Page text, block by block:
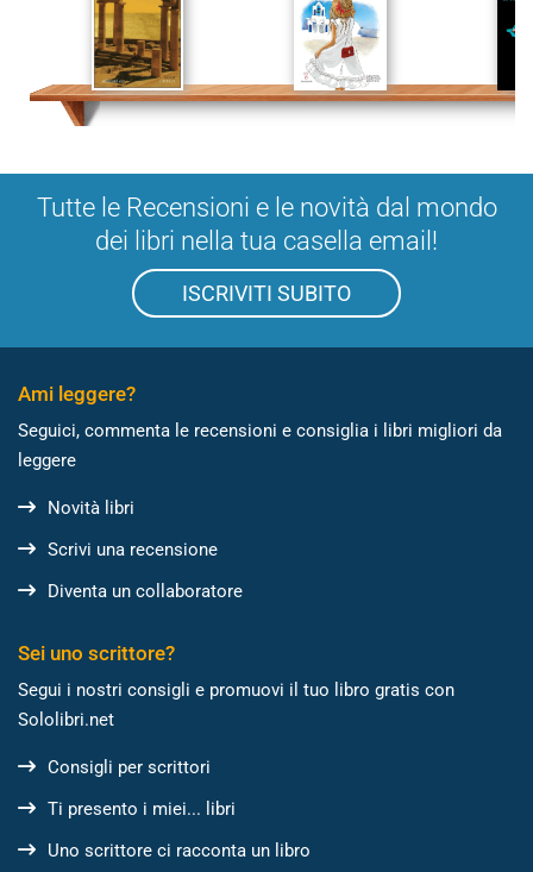
Tutte le Recensioni e le novità dal mondo
dei libri nella tua casella email!
ISCRIVITI SUBITO
Ami leggere?
Seguici, commenta le recensioni e consiglia i libri migliori da
leggere
Novità libri
Scrivi una recensione
Diventa un collaboratore
Sei uno scrittore?
Segui i nostri consigli e promuovi il tuo libro gratis con
Sololibri.net
Consigli per scrittori
Ti presento i miei... libri
Uno scrittore ci racconta un libro